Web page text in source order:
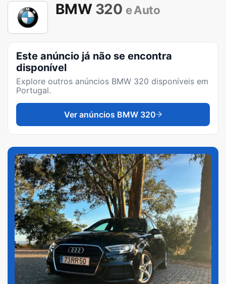
BMW 320 e Auto
Este anúncio já não se encontra
disponível
Explore outros anúncios BMW 320 disponíveis em
Portugal.
Ver anúncios BMW 320